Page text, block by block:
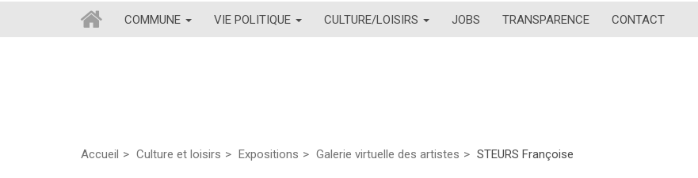
COMMUNE VIE POLITIQUE CULTURE/LOISIRS JOBS TRANSPARENCE CONTACT
Accueil Culture et loisirs Expositions Galerie virtuelle des artistes STEURS Françoise